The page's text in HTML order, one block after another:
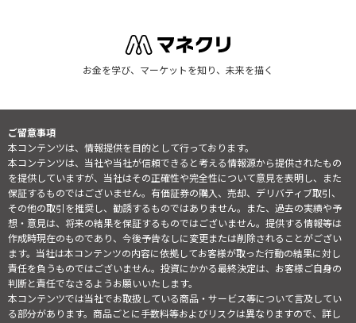
お金を学び、マーケットを知り、未来を描く
ご留意事項
本コンテンツは、情報提供を目的として行っております。
本コンテンツは、当社や当社が信頼できると考える情報源から提供されたもの
を提供していますが、当社はその正確性や完全性について意見を表明し、また
保証するものではございません。有価証券の購入、売却、デリバティブ取引、
その他の取引を推奨し、勧誘するものではありません。また、過去の実績や予
想・意見は、将来の結果を保証するものではございません。提供する情報等は
作成時現在のものであり、今後予告なしに変更または削除されることがござい
ます。当社は本コンテンツの内容に依拠してお客様が取った行動の結果に対し
責任を負うものではございません。投資にかかる最終決定は、お客様ご自身の
判断と責任でなさるようお願いいたします。
本コンテンツでは当社でお取扱している商品・サービス等について言及してい
る部分があります。商品ごとに手数料等およびリスクは異なりますので、詳し